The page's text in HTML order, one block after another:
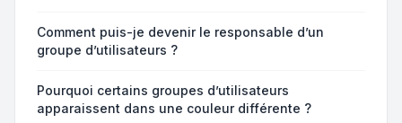
Comment puis-je devenir le responsable d’un
groupe d’utilisateurs ?
Pourquoi certains groupes d’utilisateurs
apparaissent dans une couleur différente ?